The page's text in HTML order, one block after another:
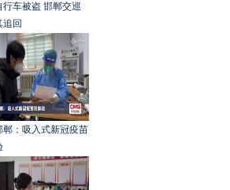
行车被盗 邯郸交巡
追回
郸：吸入式新冠疫苗